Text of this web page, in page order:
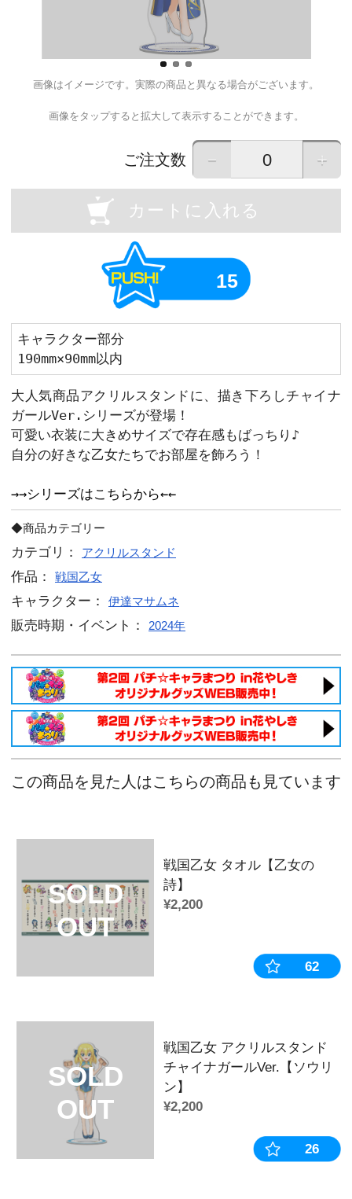
画像はイメージです。実際の商品と異なる場
画像をタップすると拡大して表示すること
ご注文数
キャラクター部分
190mm×90mm以内
ガールVer.シリーズが登場！
可愛い衣装に大きめサイズで存在感も
自分の好きな乙女たちでお部屋を飾ろ
作品：戦国乙女
キャラクター： 伊達マサムネ
販売時期・イベント： 2024年